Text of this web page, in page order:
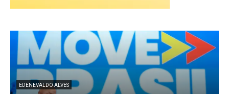
EDENEVALDO ALVES